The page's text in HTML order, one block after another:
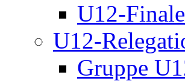
U12-Finale
U12-
Gruppe